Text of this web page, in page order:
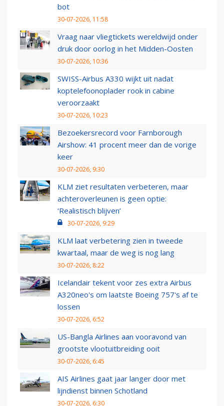
bot
30-07-2026, 11:58
Vraag naar vliegtickets wereldwijd onder
druk door oorlog in het Midden-Oosten
30-07-2026, 10:36
SWISS-Airbus A330 wijkt uit nadat
koptelefoonoplader rook in cabine
veroorzaakt
30-07-2026, 10:23
Bezoekersrecord voor Farnborough
Airshow: 41 procent meer dan de vorige
keer
30-07-2026, 9:30
KLM ziet resultaten verbeteren, maar
achteroverleunen is geen optie:
‘Realistisch blijven’
30-07-2026, 9:29
KLM laat verbetering zien in tweede
kwartaal, maar de weg is nog lang
30-07-2026, 8:22
Icelandair tekent voor zes extra Airbus
A320neo's om laatste Boeing 757's af te
lossen
30-07-2026, 6:52
US-Bangla Airlines aan vooravond van
grootste vlootuitbreiding ooit
30-07-2026, 6:45
AIS Airlines gaat jaar langer door met
lijndienst binnen Schotland
30-07-2026, 6:30